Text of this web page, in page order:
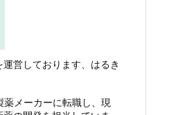
営しております、はるき
メーカーに転職し、現